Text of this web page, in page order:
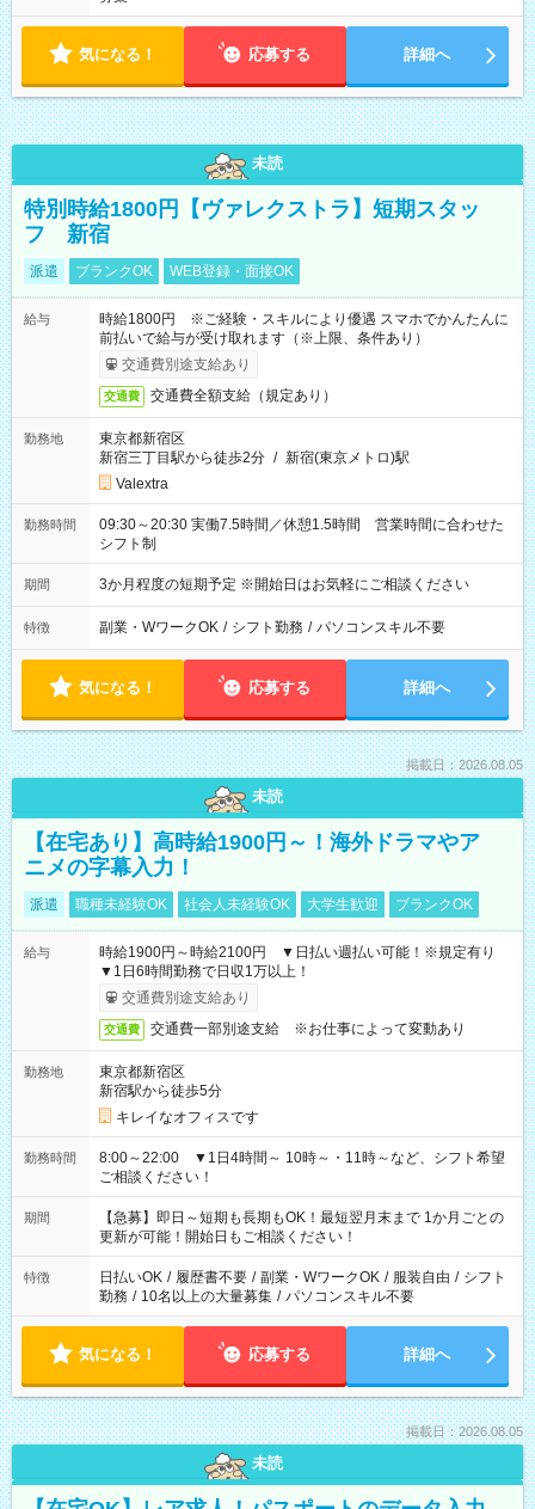
気になる！ 応募する 詳細へ
未読
特別時給1800円【ヴァレクストラ】短期スタッ
フ 新宿
派遣 ブランクOK WEB登録・面接OK
給与
時給1800円 ※ご経験・スキルにより優遇 スマホでかんたんに
前払いで給与が受け取れます（※上限、条件あり）
交通費別途支給あり
交通費 交通費全額支給（規定あり）
勤務地
東京都新宿区
新宿三丁目駅から徒歩2分 / 新宿(東京メトロ)駅
Valextra
勤務時間
09:30～20:30 実働7.5時間／休憩1.5時間 営業時間に合わせた
シフト制
期間 3か月程度の短期予定 ※開始日はお気軽にご相談ください
特徴 副業・WワークOK / シフト勤務 / パソコンスキル不要
気になる！ 応募する 詳細へ
掲載日：2026.08.05
未読
【在宅あり】高時給1900円～！海外ドラマやア
ニメの字幕入力！
派遣 職種未経験OK 社会人未経験OK 大学生歓迎 ブランクOK
給与
時給1900円～時給2100円 ▼日払い週払い可能！※規定有り
▼1日6時間勤務で日収1万以上！
交通費別途支給あり
交通費 交通費一部別途支給 ※お仕事によって変動あり
勤務地
東京都新宿区
新宿駅から徒歩5分
キレイなオフィスです
勤務時間
8:00～22:00 ▼1日4時間～ 10時～・11時～など、シフト希望
ご相談ください！
期間
【急募】即日～短期も長期もOK！最短翌月末まで 1か月ごとの
更新が可能！開始日もご相談ください！
特徴 日払いOK / 履歴書不要 / 副業・WワークOK / 服装自由 / シフト
勤務 / 10名以上の大量募集 / パソコンスキル不要
気になる！ 応募する 詳細へ
掲載日：2026.08.05
未読